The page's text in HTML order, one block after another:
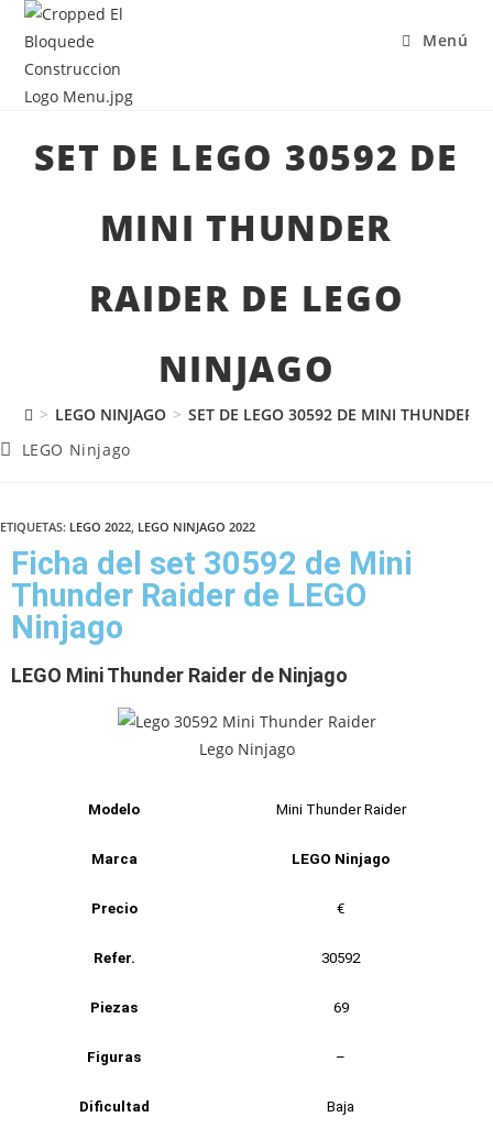
Menú
SET DE LEGO 30592 DE
MINI THUNDER
RAIDER DE LEGO
NINJAGO
> LEGO NINJAGO > SET DE LEGO 30592 DE MINI THUNDER
LEGO Ninjago
ETIQUETAS: LEGO 2022, LEGO NINJAGO 2022
Ficha del set 30592 de Mini
Thunder Raider de LEGO
Ninjago
LEGO Mini Thunder Raider de Ninjago
Modelo Mini Thunder Raider
Marca LEGO Ninjago
Precio €
Refer. 30592
Piezas 69
Figuras –
Dificultad Baja